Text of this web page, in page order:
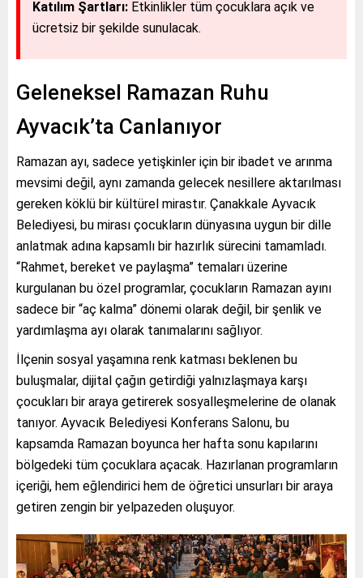
Katılım Şartları: Etkinlikler tüm çocuklara açık ve
ücretsiz bir şekilde sunulacak.
Geleneksel Ramazan Ruhu
Ayvacık’ta Canlanıyor
Ramazan ayı, sadece yetişkinler için bir ibadet ve arınma
mevsimi değil, aynı zamanda gelecek nesillere aktarılması
gereken köklü bir kültürel mirastır. Çanakkale Ayvacık
Belediyesi, bu mirası çocukların dünyasına uygun bir dille
anlatmak adına kapsamlı bir hazırlık sürecini tamamladı.
“Rahmet, bereket ve paylaşma” temaları üzerine
kurgulanan bu özel programlar, çocukların Ramazan ayını
sadece bir “aç kalma” dönemi olarak değil, bir şenlik ve
yardımlaşma ayı olarak tanımalarını sağlıyor.
İlçenin sosyal yaşamına renk katması beklenen bu
buluşmalar, dijital çağın getirdiği yalnızlaşmaya karşı
çocukları bir araya getirerek sosyalleşmelerine de olanak
tanıyor. Ayvacık Belediyesi Konferans Salonu, bu
kapsamda Ramazan boyunca her hafta sonu kapılarını
bölgedeki tüm çocuklara açacak. Hazırlanan programların
içeriği, hem eğlendirici hem de öğretici unsurları bir araya
getiren zengin bir yelpazeden oluşuyor.